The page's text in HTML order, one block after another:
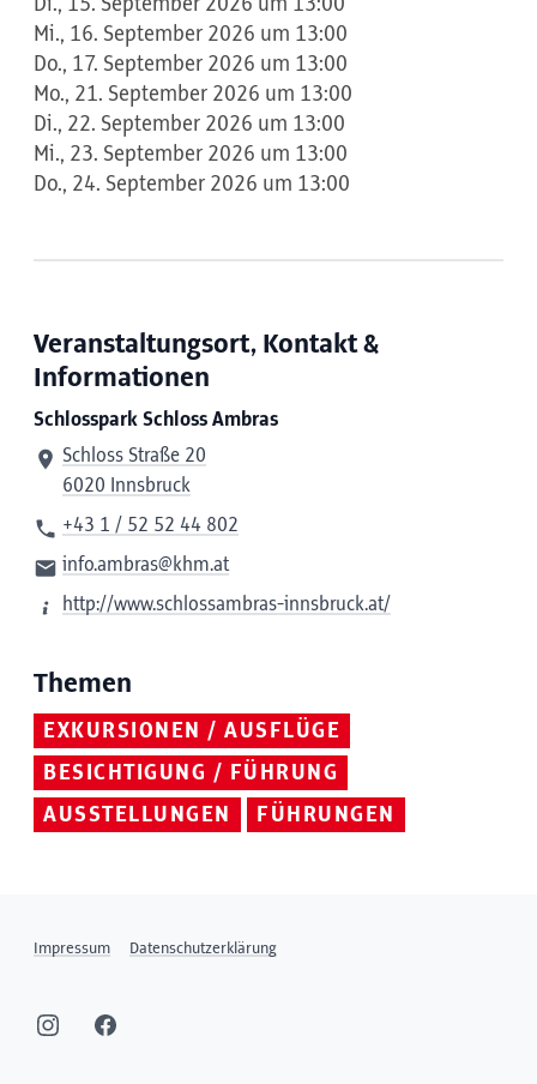
Di., 15. September 2026 um 13:00
Mi., 16. September 2026 um 13:00
Do., 17. September 2026 um 13:00
Mo., 21. September 2026 um 13:00
Di., 22. September 2026 um 13:00
Mi., 23. September 2026 um 13:00
Do., 24. September 2026 um 13:00
Veranstaltungsort, Kontakt &
Informationen
Schlosspark Schloss Ambras
Schloss Straße 20
6020 Innsbruck
+43 1 / 52 52 44 802
info.ambras@khm.at
http://www.schlossambras-innsbruck.at/
Themen
EXKURSIONEN / AUSFLÜGE
BESICHTIGUNG / FÜHRUNG
AUSSTELLUNGEN
FÜHRUNGEN
Impressum Datenschutzerklärung